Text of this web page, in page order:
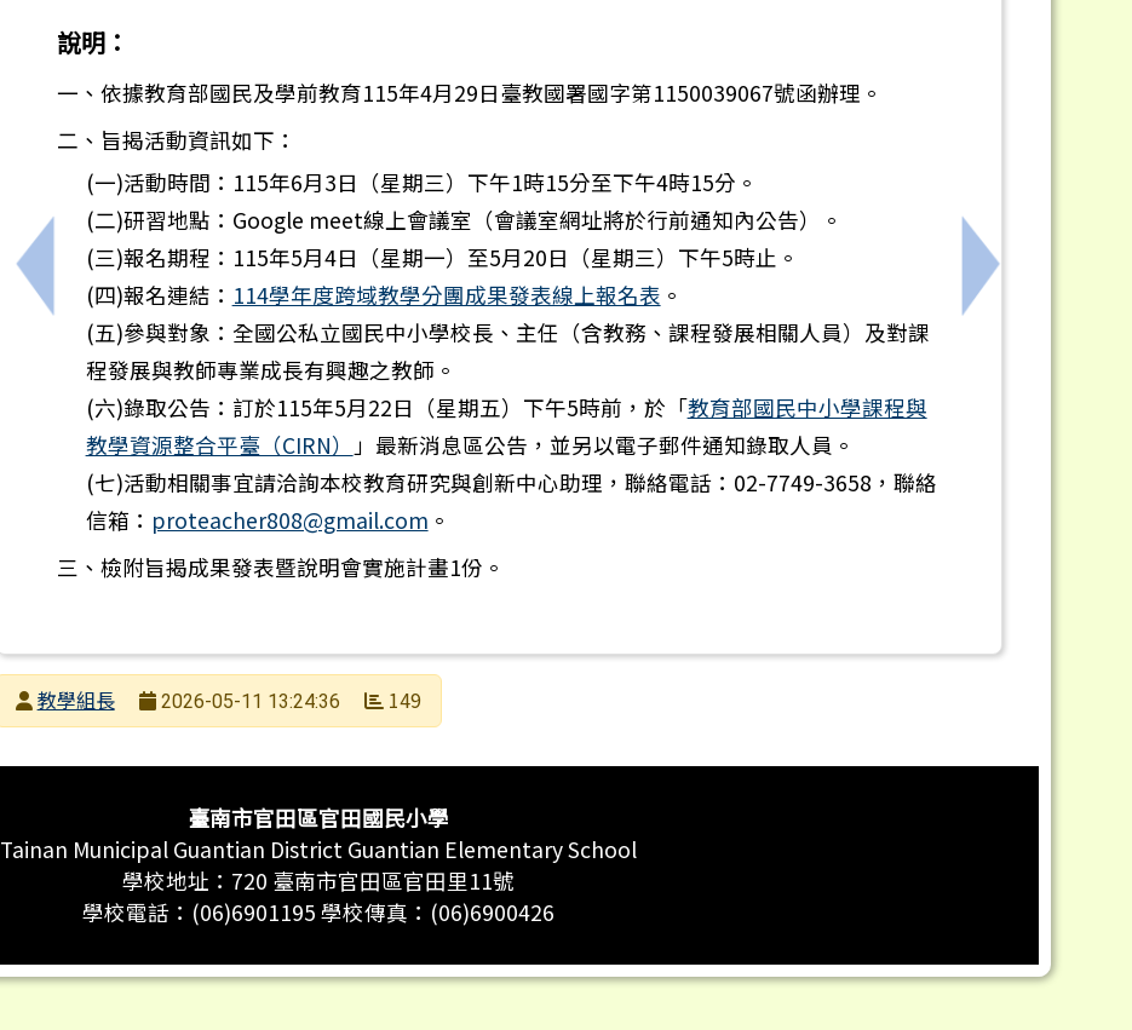
上一筆：轉知臺北市立天文科學教育館115年教師天文研習營活動簡章與課表
說明：
一、依據教育部國民及學前教育115年4月29日臺教國署國字第1150039067號函辦理。
二、旨揭活動資訊如下：
(一)活動時間：115年6月3日（星期三）下午1時15分至下午4時15分。
(二)研習地點：Google meet線上會議室（會議室網址將於行前通知內公告）。
(三)報名期程：115年5月4日（星期一）至5月20日（星期三）下午5時止。
(四)報名連結： 114學年度跨域教學分團成果發表線上報名表 。
(五)參與對象：全國公私立國民中小學校長、主任（含教務、課程發展相關人員）及對課
程發展與教師專業成長有興趣之教師。
(六)錄取公告：訂於115年5月22日（星期五）下午5時前，於「教育部國民中小學課程與
教學資源整合平臺（CIRN） 」最新消息區公告，並另以電子郵件通知錄取人員。
(七)活動相關事宜請洽詢本校教育研究與創新中心助理，聯絡電話：02-7749-3658，聯絡
信箱： proteacher808@gmail.com 。
三、檢附旨揭成果發表暨說明會實施計畫1份。
下一筆：轉知
發布者教學組長
2026-05-11 13:24:36 149
臺南市官田區官田國民小學
Tainan Municipal Guantian District Guantian Elementary School
學校地址：720 臺南市官田區官田里11號
學校電話：(06)6901195 學校傳真：(06)6900426